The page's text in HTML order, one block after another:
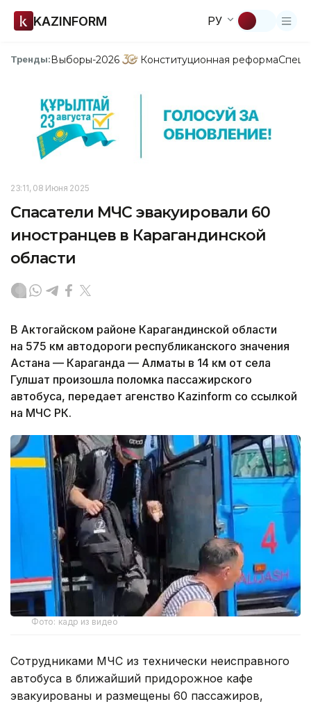
KAZINFORM РУ
Тренды:Выборы-2026 Конституционная реформа
23:11, 08 Июня 2025
Спасатели МЧС эвакуировали 60
иностранцев в Карагандинской
области
В Актогайском районе Карагандинской области
на 575 км автодороги республиканского значения
Астана — Караганда — Алматы в 14 км от села
Гулшат произошла поломка пассажирского
автобуса, передает агенство Kazinform со ссылкой
на МЧС РК.
Фото: кадр из видео
Сотрудниками МЧС из технически неисправного
автобуса в ближайший придорожное кафе
эвакуированы и размещены 60 пассажиров,